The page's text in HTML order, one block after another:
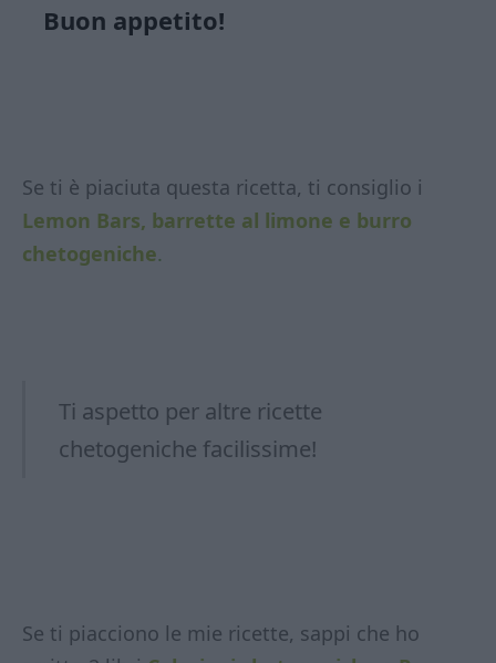
Buon appetito!
Se ti è piaciuta questa ricetta, ti consiglio i
Lemon Bars, barrette al limone e burro
chetogeniche.
Ti aspetto per altre ricette
chetogeniche facilissime!
Se ti piacciono le mie ricette, sappi che ho